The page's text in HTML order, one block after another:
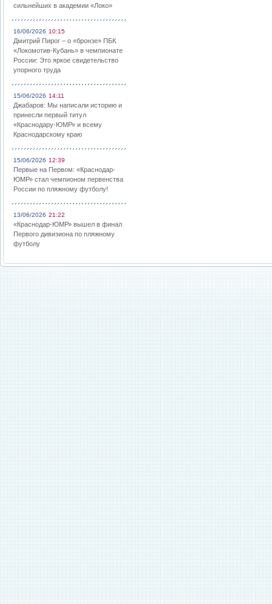
сильнейших в академии «Локо»
16/06/2026 10:15
Дмитрий Пирог – о «бронзе» ПБК
«Локомотив-Кубань» в чемпионате
России: Это яркое свидетельство
упорного труда
15/06/2026 14:11
Джабаров: Мы написали историю и
принесли первый титул
«Краснодару-ЮМР» и всему
Краснодарскому краю
15/06/2026 12:39
Первые на Первом: «Краснодар-
ЮМР» стал чемпионом первенства
России по пляжному футболу!
13/06/2026 21:22
«Краснодар-ЮМР» вышел в финал
Первого дивизиона по пляжному
футболу